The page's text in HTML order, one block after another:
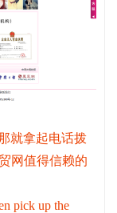
就拿起电话拨
网值得信赖的
pick up the